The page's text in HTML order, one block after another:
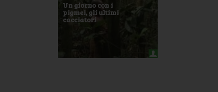
Un giorno con i
pigmei, gli ultimi
cacciatori